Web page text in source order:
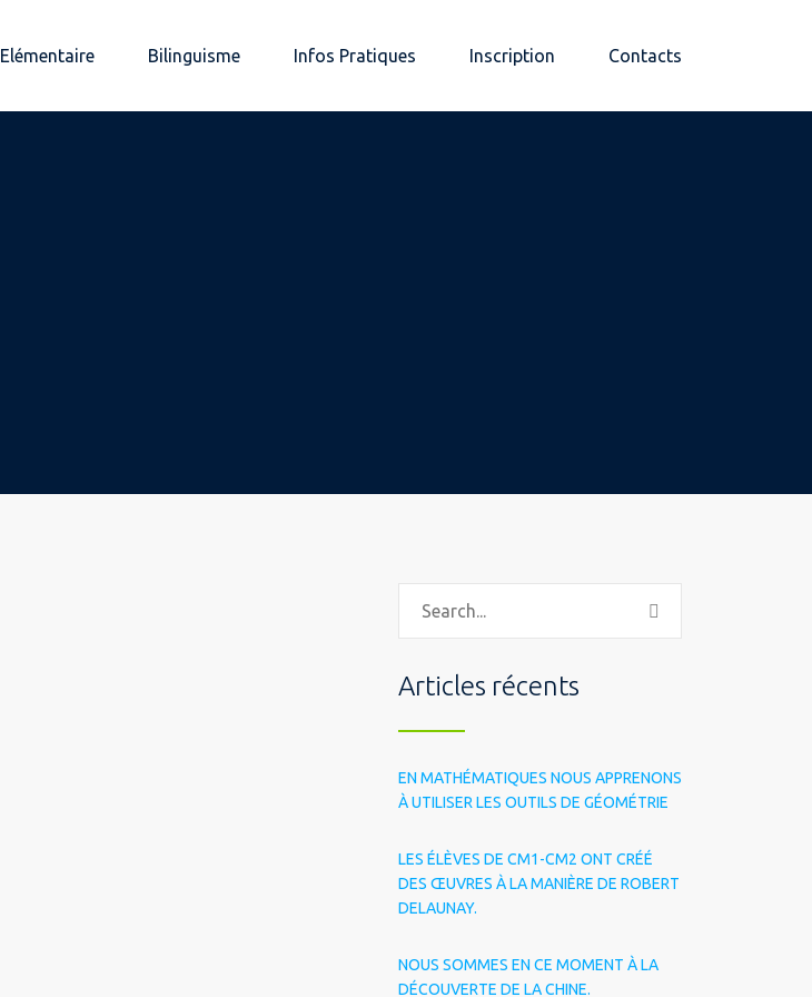
Elémentaire Bilinguisme Infos Pratiques Inscription Contacts
Articles récents
EN MATHÉMATIQUES NOUS APPRENONS
À UTILISER LES OUTILS DE GÉOMÉTRIE
LES ÉLÈVES DE CM1-CM2 ONT CRÉÉ
DES ŒUVRES À LA MANIÈRE DE ROBERT
DELAUNAY.
NOUS SOMMES EN CE MOMENT À LA
DÉCOUVERTE DE LA CHINE.